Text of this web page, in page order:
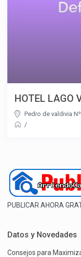
HOTEL LAGO
Pedro de valdivia
/
PUBLICAR AHORA
Datos y Novedades
Consejos para